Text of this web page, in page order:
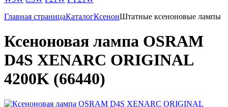
Главная страницаКаталогКсенонШтатные ксеноновые лампы
Ксеноновая лампа OSRAM
D4S XENARC ORIGINAL
4200K (66440)